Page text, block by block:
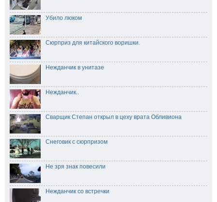
Убило люком
Сюрприз для китайского воришки.
Нежданчик в унитазе
Нежданчик..
Сварщик Степан открыл в цеху врата Обливиона
Снеговик с сюрпризом
Не зря знак повесили
Нежданчик со встречки